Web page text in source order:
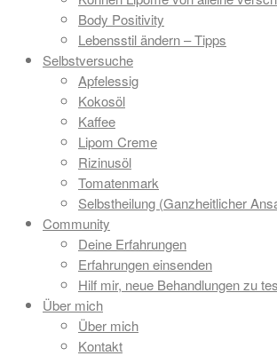
Body Positivity
Lebensstil ändern – Tipps
Selbstversuche
Apfelessig
Kokosöl
Kaffee
Lipom Creme
Rizinusöl
Tomatenmark
Selbstheilung (Ganzheitlicher
Community
Deine Erfahrungen
Erfahrungen einsenden
Hilf mir, neue Behandlungen zu
Über mich
Über mich
Kontakt